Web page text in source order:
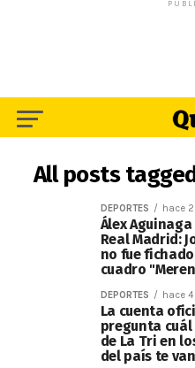
All posts
DEPORTES hace
Álex
Real Madrid:
no fue
cuadro
DEPORTES hace
La cuenta
pregunta
de La Tri en
del país te